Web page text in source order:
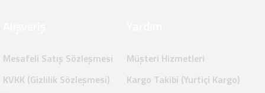
Mesafeli Satış Sözleşmesi
KVKK (Gizlilik Sözleşmesi)
Müşteri Hizmetleri
Kargo Takibi (Yurtiçi Kargo)